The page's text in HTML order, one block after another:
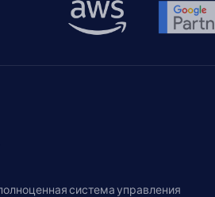
система управления